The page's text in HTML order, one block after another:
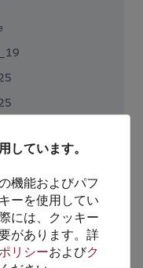
しています。
機能およびパフ
ーを使用してい
には、クッキー
があります。詳
リシーおよびク